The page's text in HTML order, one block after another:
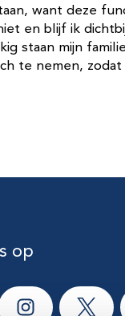
want deze
en blijf ik
staan mijn
te nemen, zodat
op